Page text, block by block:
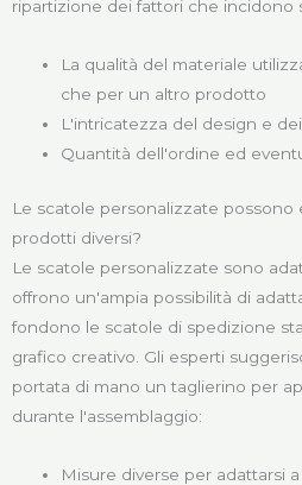
ripartizione dei fattori che incidono
La qualità del materiale
che per un altro prodotto
L'intricatezza del design e
Quantità dell'ordine ed
Le scatole personalizzate possono
prodotti diversi?
Le scatole personalizzate sono
offrono un'ampia possibilità di
fondono le scatole di spedizione
grafico creativo. Gli esperti
portata di mano un taglierino per
durante l'assemblaggio:
Misure diverse per adattarsi